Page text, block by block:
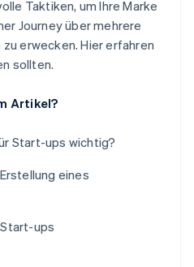
Marketing
und Profiling
kostenlos, plus
im Wert von
Taktiken, um Ihre Marke
Journey über mehrere
erwecken. Hier erfahren
sollten.
Artikel?
Start-ups wichtig?
eines
ups